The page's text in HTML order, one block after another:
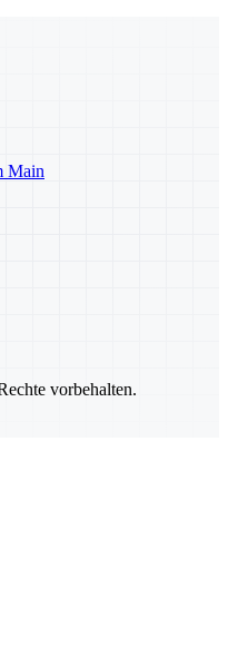
Main
vorbehalten.